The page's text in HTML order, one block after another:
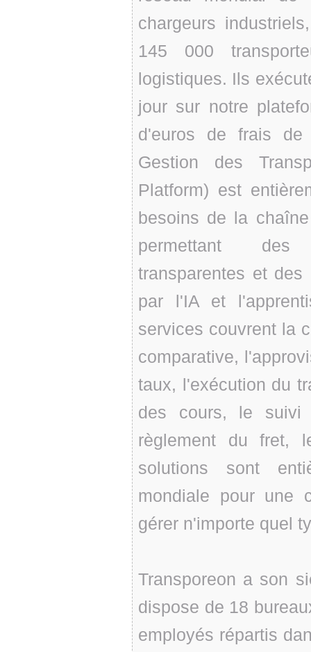
chargeurs
145 000
logistiques. Ils
jour sur notre
d'euros de frais
Gestion des
Platform) est
besoins de la
permettant des
transparentes et
par l'IA et
services couvrent la
comparative,
taux, l'exécution du
des cours, le
règlement du fret,
solutions sont
mondiale pour une
gérer n'importe quel
Transporeon a son
dispose de 18
employés répartis